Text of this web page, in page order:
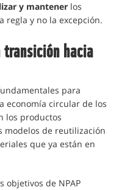
y mantener los
regla y no la excepción.
hacia
para
economía circular de los
los productos
modelos de reutilización
que ya están en
objetivos de NPAP